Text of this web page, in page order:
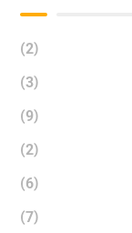
(2)
(3)
(9)
(2)
(6)
(7)